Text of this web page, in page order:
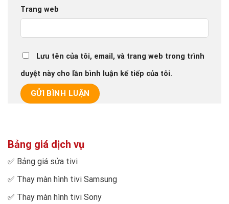
Trang web
Lưu tên của tôi, email, và trang web trong trình
duyệt này cho lần bình luận kế tiếp của tôi.
Bảng giá dịch vụ
✅ Bảng giá sửa tivi
✅ Thay màn hình tivi Samsung
✅ Thay màn hình tivi Sony